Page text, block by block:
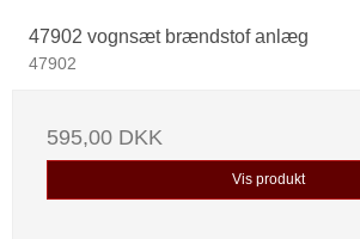
47902 vognsæt brændstof anlæg
47902
595,00 DKK
Vis produkt